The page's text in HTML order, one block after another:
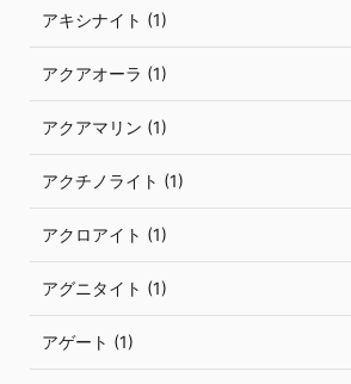
アキシナイト (1)
アクアオーラ (1)
アクアマリン (1)
アクチノライト (1)
アクロアイト (1)
アグニタイト (1)
アゲート (1)